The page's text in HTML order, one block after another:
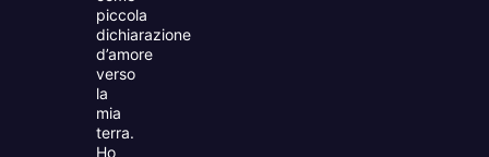
piccola
dichiarazione
d’amore
verso
la
mia
terra.
Ho